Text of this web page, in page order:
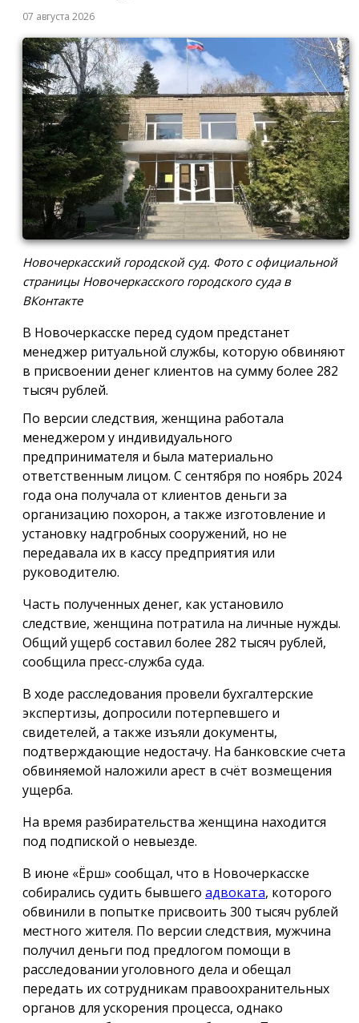
07 августа 2026
Новочеркасский городской суд. Фото с официальной
страницы Новочеркасского городского суда в
ВКонтакте
В Новочеркасске перед судом предстанет
менеджер ритуальной службы, которую обвиняют
в присвоении денег клиентов на сумму более 282
тысяч рублей.
По версии следствия, женщина работала
менеджером у индивидуального
предпринимателя и была материально
ответственным лицом. С сентября по ноябрь 2024
года она получала от клиентов деньги за
организацию похорон, а также изготовление и
установку надгробных сооружений, но не
передавала их в кассу предприятия или
руководителю.
Часть полученных денег, как установило
следствие, женщина потратила на личные нужды.
Общий ущерб составил более 282 тысяч рублей,
сообщила пресс-служба суда.
В ходе расследования провели бухгалтерские
экспертизы, допросили потерпевшего и
свидетелей, а также изъяли документы,
подтверждающие недостачу. На банковские счета
обвиняемой наложили арест в счёт возмещения
ущерба.
На время разбирательства женщина находится
под подпиской о невыезде.
В июне «Ёрш» сообщал, что в Новочеркасске
собирались судить бывшего адвоката, которого
обвинили в попытке присвоить 300 тысяч рублей
местного жителя. По версии следствия, мужчина
получил деньги под предлогом помощи в
расследовании уголовного дела и обещал
передать их сотрудникам правоохранительных
органов для ускорения процесса, однако